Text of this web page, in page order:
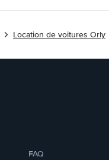
Location de voitures Orly
FAQ